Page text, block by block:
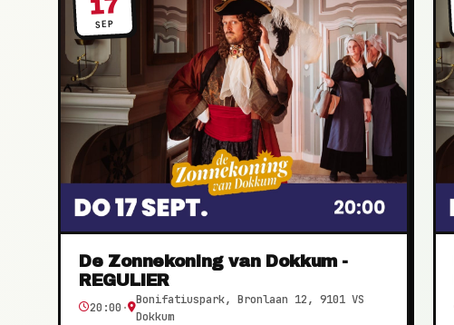
SEP
De Zonnekoning van Dokkum -
REGULIER
20:00 ·
Bonifatiuspark, Bronlaan 12, 9101 VS
Dokkum